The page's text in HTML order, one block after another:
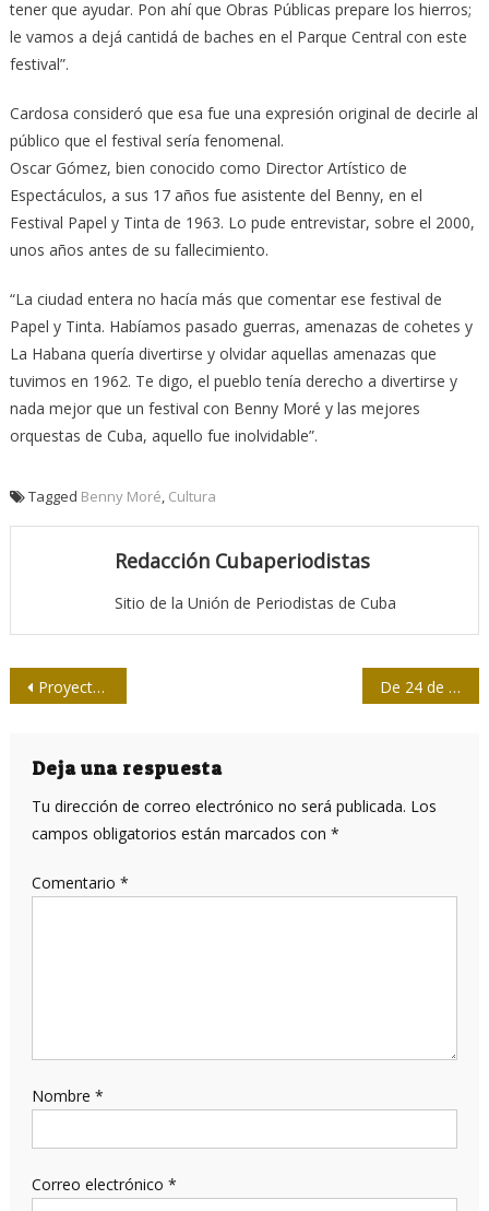
tener que ayudar. Pon ahí que Obras Públicas prepare los hierros;
le vamos a dejá cantidá de baches en el Parque Central con este
festival”.
Cardosa consideró que esa fue una expresión original de decirle al
público que el festival sería fenomenal.
Oscar Gómez, bien conocido como Director Artístico de
Espectáculos, a sus 17 años fue asistente del Benny, en el
Festival Papel y Tinta de 1963. Lo pude entrevistar, sobre el 2000,
unos años antes de su fallecimiento.
“La ciudad entera no hacía más que comentar ese festival de
Papel y Tinta. Habíamos pasado guerras, amenazas de cohetes y
La Habana quería divertirse y olvidar aquellas amenazas que
tuvimos en 1962. Te digo, el pueblo tenía derecho a divertirse y
nada mejor que un festival con Benny Moré y las mejores
orquestas de Cuba, aquello fue inolvidable”.
Tagged Benny Moré, Cultura
Redacción Cubaperiodistas
Sitio de la Unión de Periodistas de Cuba
Navegación
entradas
Proyecto cultural Nuestra historia en la Revolución De 24 de febrero en 24 de febrero
Deja una respuesta
Tu dirección de correo electrónico no será publicada. Los
campos obligatorios están marcados con *
Comentario *
Nombre *
Correo electrónico *